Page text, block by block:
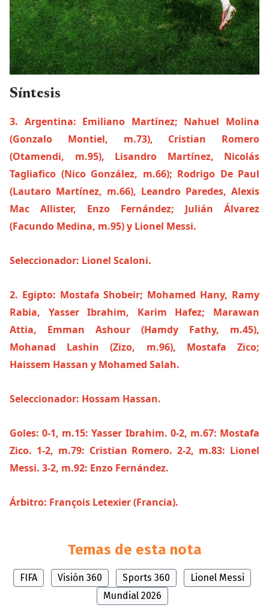
Síntesis
3. Argentina: Emiliano Martínez; Nahuel Molina
(Gonzalo Montiel, m.73), Cristian Romero
(Otamendi, m.95), Lisandro Martínez, Nicolás
Tagliafico (Nico González, m.66); Rodrigo De Paul
(Lautaro Martínez, m.66), Leandro Paredes, Alexis
Mac Allister, Enzo Fernández; Julián Álvarez
(Facundo Medina, m.95) y Lionel Messi.
Seleccionador: Lionel Scaloni.
2. Egipto: Mostafa Shobeir; Mohamed Hany, Ramy
Rabia, Yasser Ibrahim, Karim Hafez; Marawan
Attia, Emman Ashour (Hamdy Fathy, m.45),
Mohanad Lashin (Zizo, m.96), Mostafa Zico;
Haissem Hassan y Mohamed Salah.
Seleccionador: Hossam Hassan.
Goles: 0-1, m.15: Yasser Ibrahim. 0-2, m.67: Mostafa
Zico. 1-2, m.79: Cristian Romero. 2-2, m.83: Lionel
Messi. 3-2, m.92: Enzo Fernández.
Árbitro: François Letexier (Francia).
Temas de esta nota
FIFA Visión 360 Sports 360
Lionel Messi
Mundial 2026